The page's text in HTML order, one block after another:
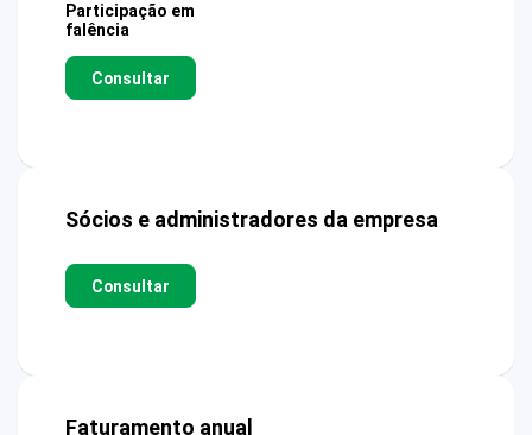
Participação em
falência
Consultar
Sócios e administradores da empresa
Consultar
Faturamento anual